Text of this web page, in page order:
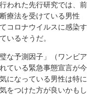
われた先行研究では、前
療法を受けている男性
コロナウイルスに感染す
いるそうだ。
な予測因子」（ワンビア
ている緊急事態宣言が今
になっている男性は特に
をつけた方が良いかもし